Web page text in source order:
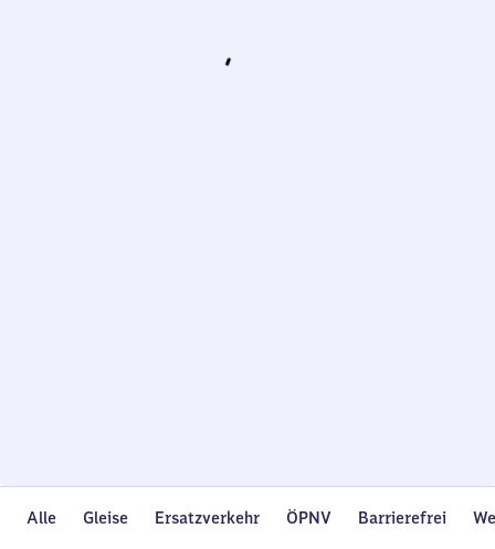
Alle Gleise Ersatzverkehr ÖPNV Barrierefrei